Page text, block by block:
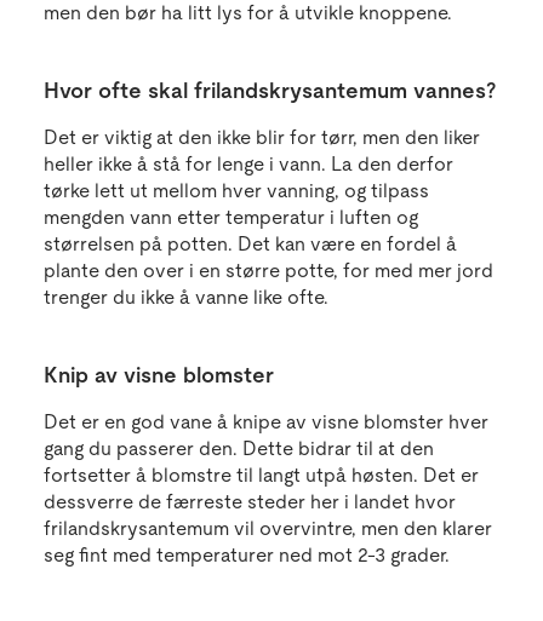
men den bør ha litt lys for å utvikle knoppene.
Hvor ofte skal frilandskrysantemum vannes?
Det er viktig at den ikke blir for tørr, men den liker
heller ikke å stå for lenge i vann. La den derfor
tørke lett ut mellom hver vanning, og tilpass
mengden vann etter temperatur i luften og
størrelsen på potten. Det kan være en fordel å
plante den over i en større potte, for med mer jord
trenger du ikke å vanne like ofte.
Knip av visne blomster
Det er en god vane å knipe av visne blomster hver
gang du passerer den. Dette bidrar til at den
fortsetter å blomstre til langt utpå høsten. Det er
dessverre de færreste steder her i landet hvor
frilandskrysantemum vil overvintre, men den klarer
seg fint med temperaturer ned mot 2-3 grader.